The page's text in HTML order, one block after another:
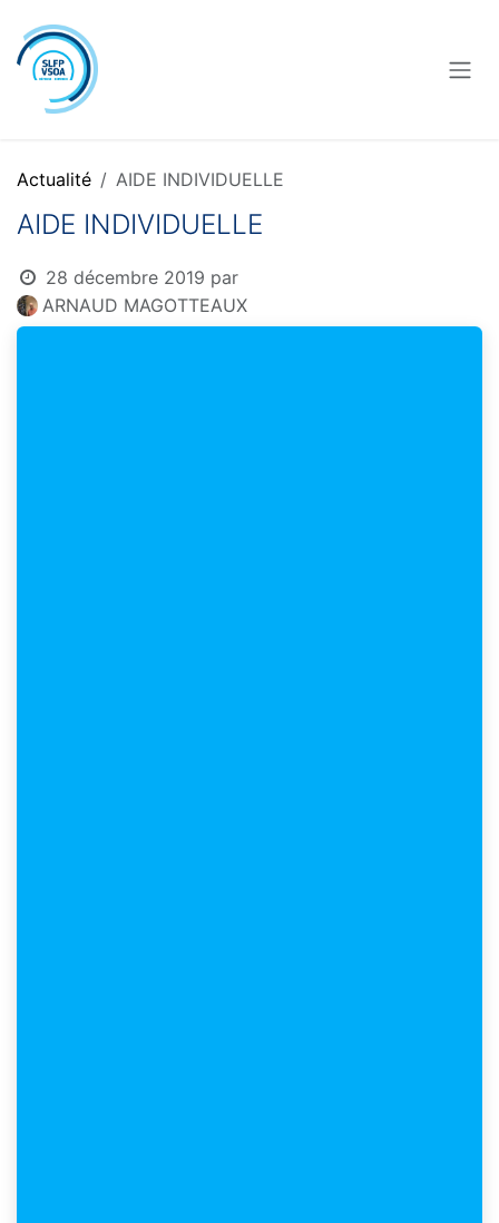
Actualité AIDE INDIVIDUELLE
AIDE INDIVIDUELLE
28 décembre 2019 par
ARNAUD MAGOTTEAUX